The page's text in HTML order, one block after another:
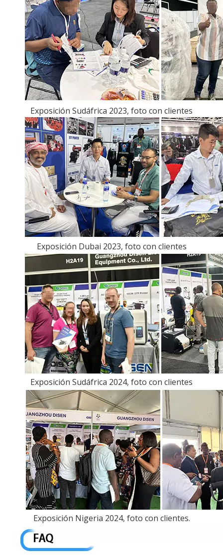
Exposición Sudáfrica 2023, foto con clientes
Exposición Dubai 2023, foto con clientes
Exposición Sudáfrica 2024, foto con clientes
Exposición Nigeria 2024, foto con clientes.